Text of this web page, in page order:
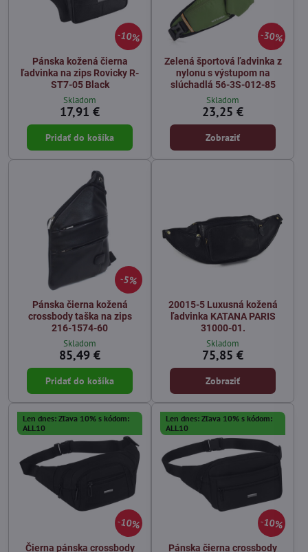
10%
Pánska kožená čierna
ľadvinka na zips Rovicky R-
ST7-05 Black
Skladom
17,91 €
Pridať do košíka
30%
Zelená športová ľadvinka z
nylonu s výstupom na
slúchadlá 56-3S-012-85
Skladom
23,25 €
Zobraziť
5%
Pánska čierna kožená
crossbody taška na zips
216-1574-60
Skladom
85,49 €
Pridať do košíka
20015-5 Luxusná kožená
ľadvinka KATANA PARIS
31000-01.
Skladom
75,85 €
Zobraziť
10%
Len dnes: Zľava 10% s kódom:
ALL10
Čierna pánska crossbody
10%
Len dnes: Zľava 10% s kódom:
ALL10
Pánska čierna crossbody